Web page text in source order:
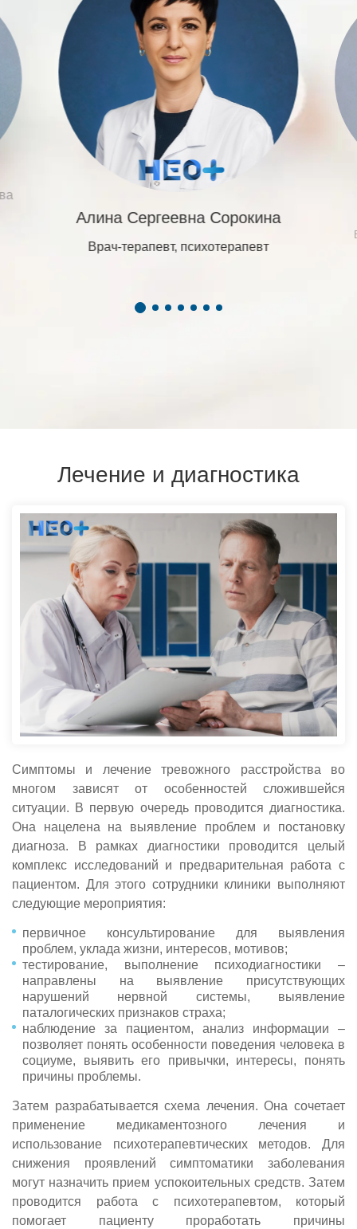
Алина Сергеевна Сорокина
Врач-терапевт, психотерапевт
Лечение и диагностика
Симптомы и лечение тревожного расстройства во
многом зависят от особенностей сложившейся
ситуации. В первую очередь проводится диагностика.
Она нацелена на выявление проблем и постановку
диагноза. В рамках диагностики проводится целый
комплекс исследований и предварительная работа с
пациентом. Для этого сотрудники клиники выполняют
следующие мероприятия:
первичное консультирование для выявления
проблем, уклада жизни, интересов, мотивов;
тестирование, выполнение психодиагностики –
направлены на выявление присутствующих
нарушений нервной системы, выявление
паталогических признаков страха;
наблюдение за пациентом, анализ информации –
позволяет понять особенности поведения человека в
социуме, выявить его привычки, интересы, понять
причины проблемы.
Затем разрабатывается схема лечения. Она сочетает
применение медикаментозного лечения и
использование психотерапевтических методов. Для
снижения проявлений симптоматики заболевания
могут назначить прием успокоительных средств. Затем
проводится работа с психотерапевтом, который
помогает пациенту проработать причины